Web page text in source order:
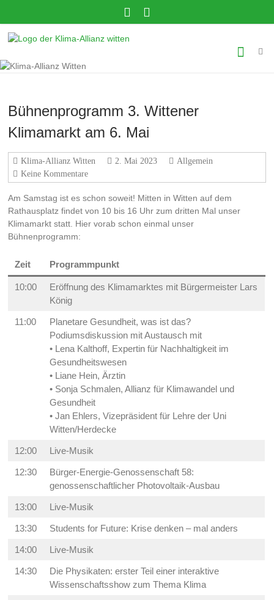
springen
Klima-
Allianz
Gemeinsam
in
eine
Zukunft!
Bühnenprogramm 3. Wittener
Klimamarkt am 6. Mai
Klima-Allianz Witten 2. Mai 2023
Allgemein
Keine Kommentare
Am Samstag ist es schon soweit! Mitten in Witten auf dem
Rathausplatz findet von 10 bis 16 Uhr zum dritten Mal unser
Klimamarkt statt. Hier vorab schon einmal unser
Bühnenprogramm:
Zeit Programmpunkt
10:00
Eröffnung des Klimamarktes mit Bürgermeister Lars
König
11:00
Planetare Gesundheit, was ist das?
Podiumsdiskussion mit Austausch mit
• Lena Kalthoff, Expertin für Nachhaltigkeit im
Gesundheitswesen
• Liane Hein, Ärztin
• Sonja Schmalen, Allianz für Klimawandel und
Gesundheit
• Jan Ehlers, Vizepräsident für Lehre der Uni
Witten/Herdecke
12:00 Live-Musik
12:30
Bürger-Energie-Genossenschaft 58:
genossenschaftlicher Photovoltaik-Ausbau
13:00 Live-Musik
13:30 Students for Future: Krise denken – mal anders
14:00 Live-Musik
14:30
Die Physikaten: erster Teil einer interaktive
Wissenschaftsshow zum Thema Klima